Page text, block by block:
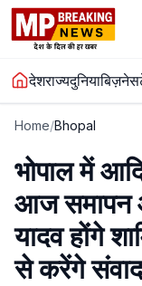
देशराज्यदुनियाबिज़नेस
Home/Bhopal
भोपाल में
आज समापन
यादव होंगे
से करेंगे संवाद